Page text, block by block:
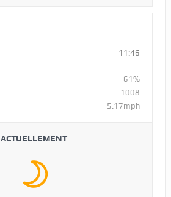
11:46
61%
1008
5.17mph
ACTUELLEMENT